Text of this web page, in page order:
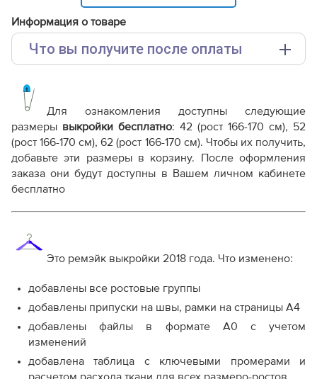
Информация о товаре
Что вы получите после оплаты
Выкройка PDF для печати на принтере A4 или
плоттере A0 с шириной печати 810мм в зависимости
от выбора формата
Инструкция-женский-свитшот-со-складками-
WH051018.pdf
Дополнительные файлы:
Справочник - виды швов
Терминология машинных работ
Дополнение к технологии пошива
Как распечатывать выкройки
Для ознакомления доступны следующие
размеры выкройки бесплатно: 42 (рост 166-170 см), 52
(рост 166-170 см), 62 (рост 166-170 см). Чтобы их получить,
добавьте эти размеры в корзину. После оформления
заказа они будут доступны в Вашем личном кабинете
бесплатно
Это ремэйк выкройки 2018 года. Что изменено:
добавлены все ростовые группы
добавлены припуски на швы, рамки на страницы А4
добавлены файлы в формате А0 с учетом
изменений
добавлена таблица с ключевыми промерами и